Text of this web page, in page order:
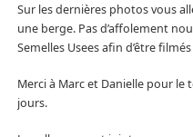
Sur les dernières photos vous
une berge. Pas d’affolement
Semelles Usees afin d’être
Merci à Marc et Danielle pour le
jours.